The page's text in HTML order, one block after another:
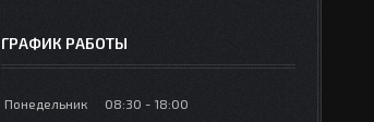
ГРАФИК РАБОТЫ
Понедельник 08:30
18:00